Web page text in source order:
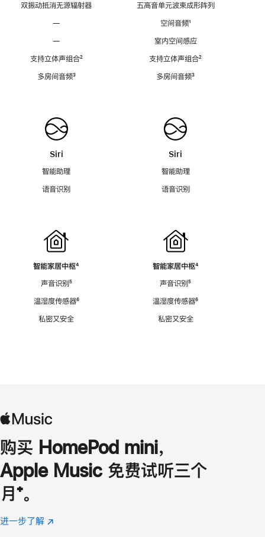
双振动抵消无源辐射器
—
—
支持立体声组合脚
²
多房间音频脚
³
Siri
智能助理
语音识别
智能家居中枢脚
⁴
声音识别脚
⁵
温湿度传感器脚
⁶
私密又安全
五高音单元波束成形阵列
空间音频脚
¹
室内空间感应
支持立体声组合脚
²
多房间音频脚
³
Siri
智能助理
语音识别
智能家居中枢脚
⁴
声音识别脚
⁵
温湿度传感器脚
⁶
私密又安全
购买 HomePod mini，
Apple Music 免费试听三个
月 脚
注
⁺。
进一步了解 Apple
(在